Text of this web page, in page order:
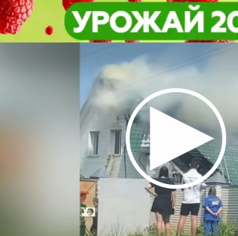
В
произошли 2
ПроисшествияВ
произошли 2
Происшествия
Другие
новости
теме
Погода и
курсы
Пензе